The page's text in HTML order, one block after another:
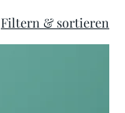
Filtern & sortieren